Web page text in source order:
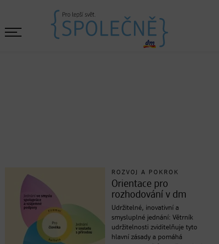
ROZVOJ A POKROK
Orientace pro
rozhodování v dm
Udržitelné, inovativní a
smysluplné jednání: Větrník
udržitelnosti zviditelňuje tyto
hlavní zásady a pomáhá